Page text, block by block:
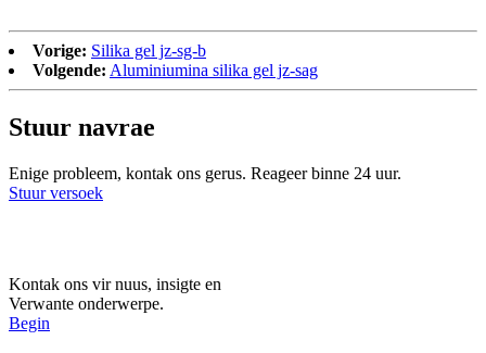
Vorige: Silika gel jz-sg-b
Volgende: Aluminiumina silika gel jz-sag
Stuur navrae
Enige probleem, kontak ons ​​gerus. Reageer binne 24 uur.
Stuur versoek
Kontak ons ​​vir nuus, insigte en
Verwante onderwerpe.
Begin